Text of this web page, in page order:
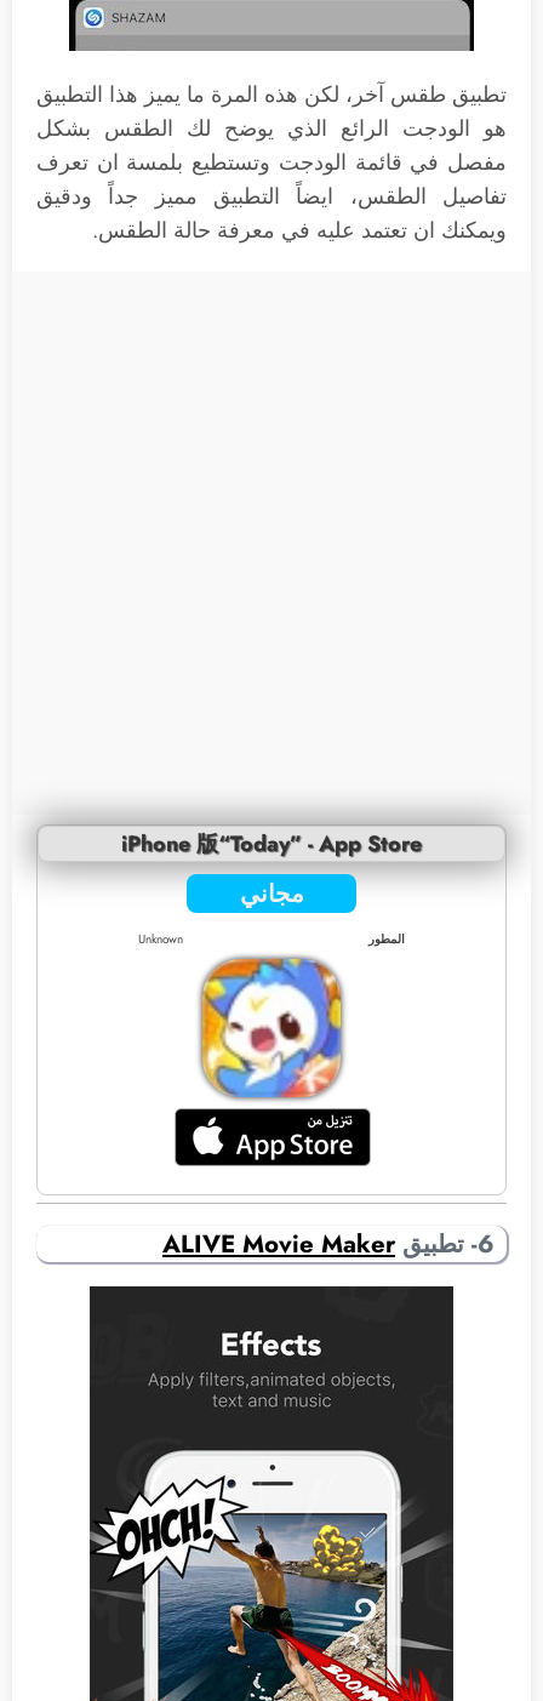
تطبيق طقس آخر، لكن هذه المرة ما يميز هذا التطبيق
هو الودجت الرائع الذي يوضح لك الطقس بشكل
مفصل في قائمة الودجت وتستطيع بلمسة ان تعرف
تفاصيل الطقس، ايضاً التطبيق مميز جداً ودقيق
ويمكنك ان تعتمد عليه في معرفة حالة الطقس.
iPhone 版“Today” - App Store
مجاني
المطور Unknown
6- تطبيق ALIVE Movie Maker